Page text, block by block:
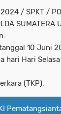
/ SPKT /
10 Juni
hari Hari
(TKP),